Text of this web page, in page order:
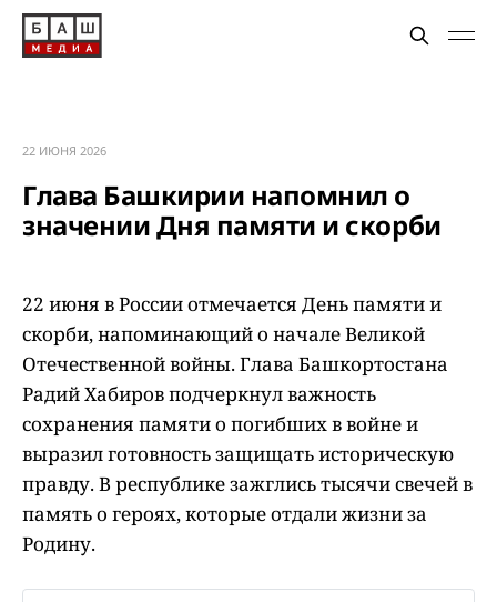
22 ИЮНЯ 2026
Глава Башкирии напомнил о
значении Дня памяти и скорби
22 июня в России отмечается День памяти и
скорби, напоминающий о начале Великой
Отечественной войны. Глава Башкортостана
Радий Хабиров подчеркнул важность
сохранения памяти о погибших в войне и
выразил готовность защищать историческую
правду. В республике зажглись тысячи свечей в
память о героях, которые отдали жизни за
Родину.